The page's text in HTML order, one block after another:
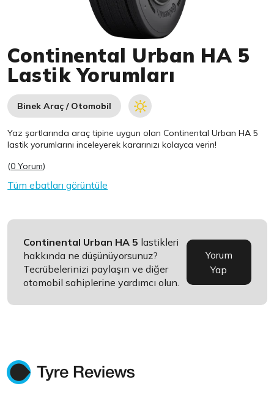
Continental Urban HA 5
Lastik Yorumları
Binek Araç / Otomobil
Yaz şartlarında araç tipine uygun olanContinental Urban HA 5
lastik yorumlarını inceleyerek kararınızı kolayca verin!
(0 Yorum)
Tüm ebatları görüntüle
Continental Urban HA 5 lastikleri
hakkında ne düşünüyorsunuz?
Tecrübelerinizi paylaşın ve diğer
otomobil sahiplerine yardımcı olun.
Yorum
Yap